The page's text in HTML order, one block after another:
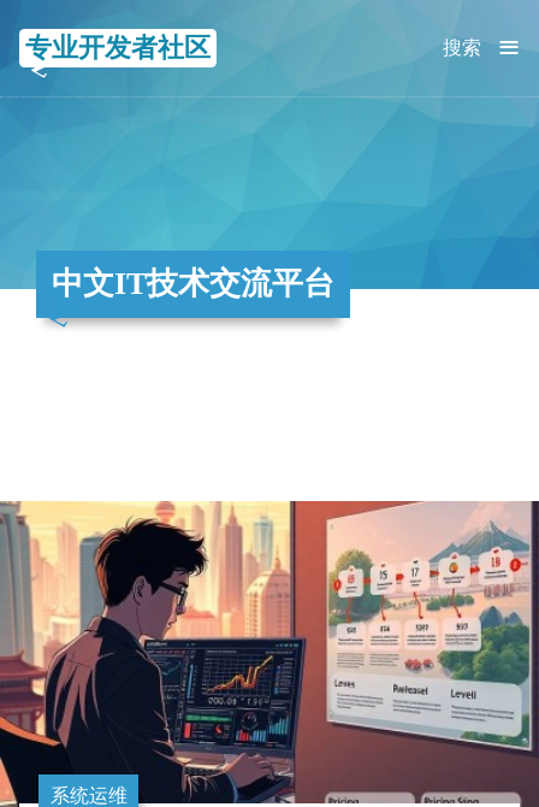
专业开发者社区 ≡
搜索
中文IT技术交流平台
系统运维